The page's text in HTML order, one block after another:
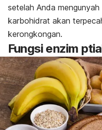
setelah Anda
karbohidrat akan
kerongkongan.
Fungsi enzim